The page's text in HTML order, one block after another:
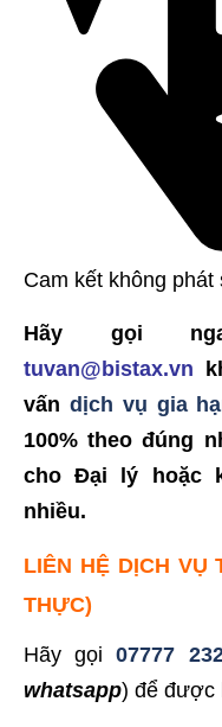
Cam kết không phát
Hãy gọi
tuvan@bistax.vn
vấn dịch vụ gia
100% theo đúng
cho Đại lý hoặc
nhiều.
LIÊN HỆ DỊCH VỤ
THỰC)
Hãy gọi07777
whatsapp) để được